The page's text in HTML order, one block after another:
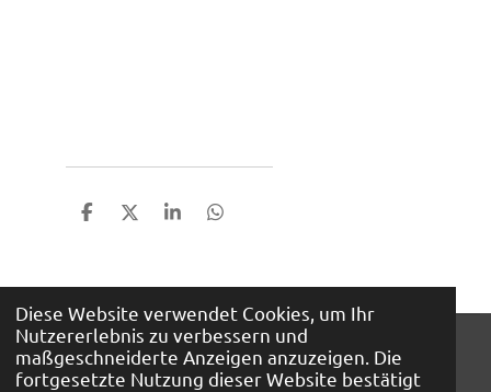
Diese Website verwendet Cookies, um Ihr
Nutzererlebnis zu verbessern und
maßgeschneiderte Anzeigen anzuzeigen. Die
fortgesetzte Nutzung dieser Website bestätigt
T
n
T
n
T
n
T
n
© 2026 Mini Auto A. Bunte KG
Mit Unterstützung von Webador